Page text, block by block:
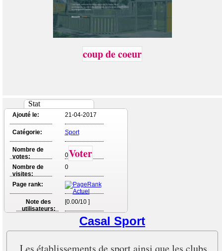
coup de coeur
Stat
Ajouté le: 21-04-2017
Catégorie: Sport
Nombre de
votes:
0Voter
Nombre de
visites:
0
Page rank:
Note des
utilisateurs:
[0.00/10 ]
Casal Sport
Les établissements de sport ainsi que les clubs